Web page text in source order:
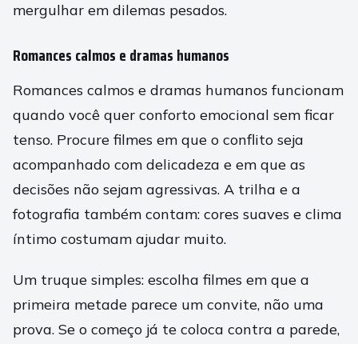
mergulhar em dilemas pesados.
Romances calmos e dramas humanos
Romances calmos e dramas humanos funcionam
quando você quer conforto emocional sem ficar
tenso. Procure filmes em que o conflito seja
acompanhado com delicadeza e em que as
decisões não sejam agressivas. A trilha e a
fotografia também contam: cores suaves e clima
íntimo costumam ajudar muito.
Um truque simples: escolha filmes em que a
primeira metade parece um convite, não uma
prova. Se o começo já te coloca contra a parede,